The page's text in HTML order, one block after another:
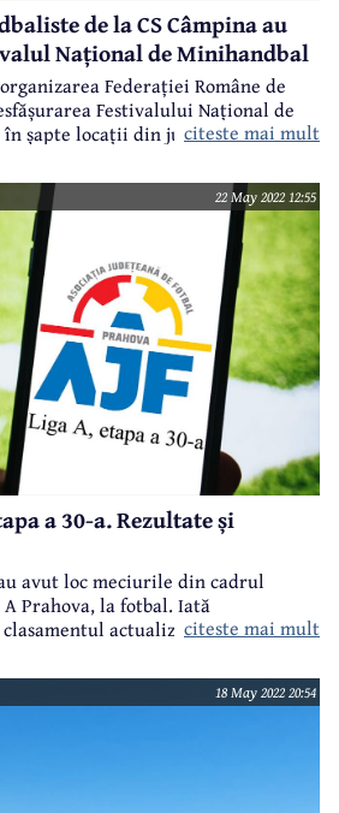
de la CS Câmpina au
Național de Minihandbal
Federației Române de
Festivalului Național de
șapte locații din județele Timiș,
sportive de la 104 cluburi din
citeste mai mult
22 May 2022 12:55
a 30-a. Rezultate și
avut loc meciurile din cadrul
Prahova, la fotbal. Iată
actualizat și programul
citeste mai mult
18 May 2022 20:54